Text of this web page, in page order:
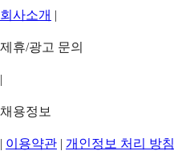
회사소개 |
제휴/광고 문의
|
채용정보
| 이용약관 | 개인정보 처리 방침